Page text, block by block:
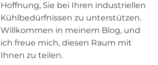
Hoffnung, Sie bei Ihren industriellen
Kühlbedürfnissen zu unterstützen.
Willkommen in meinem Blog, und
ich freue mich, diesen Raum mit
Ihnen zu teilen.